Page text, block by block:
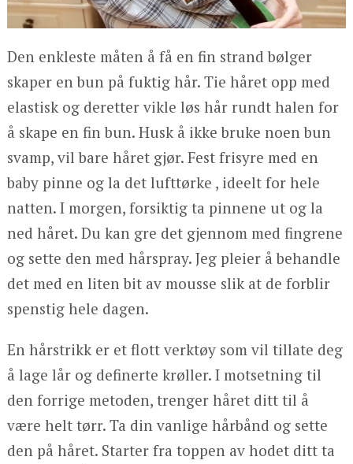
Den enkleste måten å få en fin strand bølger
skaper en bun på fuktig hår. Tie håret opp med
elastisk og deretter vikle løs hår rundt halen for
å skape en fin bun. Husk å ikke bruke noen bun
svamp, vil bare håret gjør. Fest frisyre med en
baby pinne og la det lufttørke , ideelt for hele
natten. I morgen, forsiktig ta pinnene ut og la
ned håret. Du kan gre det gjennom med fingrene
og sette den med hårspray. Jeg pleier å behandle
det med en liten bit av mousse slik at de forblir
spenstig hele dagen.
En hårstrikk er et flott verktøy som vil tillate deg
å lage lår og definerte krøller. I motsetning til
den forrige metoden, trenger håret ditt til å
være helt tørr. Ta din vanlige hårbånd og sette
den på håret. Starter fra toppen av hodet ditt ta